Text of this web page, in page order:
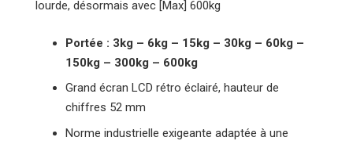
lourde, désormais avec [Max] 600kg
Portée : 3kg – 6kg – 15kg – 30kg – 60kg –
150kg – 300kg – 600kg
Grand écran LCD rétro éclairé, hauteur de
chiffres 52 mm
Norme industrielle exigeante adaptée à une